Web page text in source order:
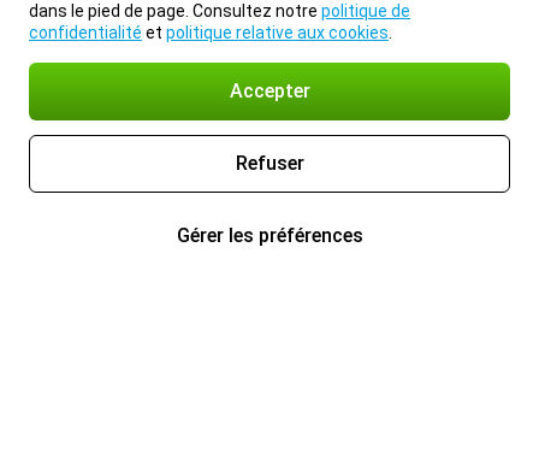
dans le pied de page. Consultez notre politique de
confidentialité et politique relative aux cookies
Accepter
Refuser
Gérer les préférences